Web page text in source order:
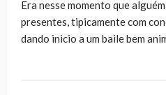
Era nesse momento que
presentes, tipicamente com
dando inicio a um baile bem